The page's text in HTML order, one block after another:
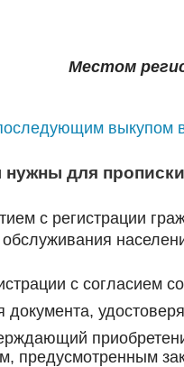
Местом
выкупом
нужны для прописки
с регистрации
с согласием
документа,
предусмотренным